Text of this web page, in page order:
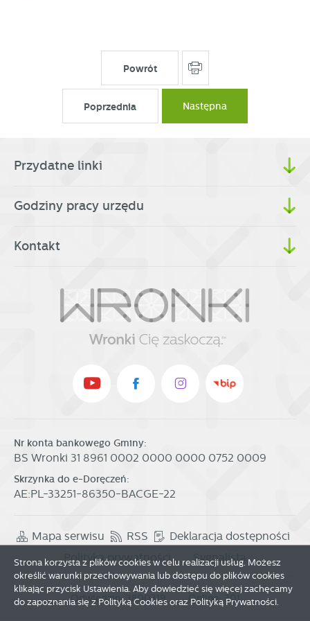
Powrót
Poprzednia Następna
Przydatne linki
Godziny pracy urzędu
Kontakt
Nr konta bankowego Gminy:
BS Wronki 31 8961 0002 0000 0000 0752 0009
Skrzynka do e-Doręczeń:
AE:PL-33251-86350-BACGE-22
Mapa serwisu RSS
Deklaracja dostępności
Polityka prywatności
Sygnalista
Odwiedzin: 3800319 Online: 301
Strona korzysta z plików cookies w celu realizacji usług. Możesz
określić warunki przechowywania lub dostępu do plików cookies
klikając przycisk Ustawienia. Aby dowiedzieć się więcej zachęcamy
do zapoznania się z Polityką Cookies oraz Polityką Prywatności.